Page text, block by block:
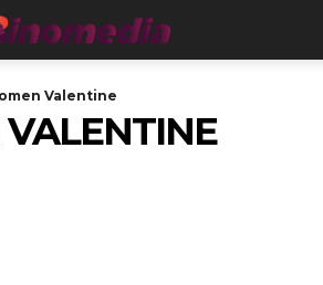
Valentine